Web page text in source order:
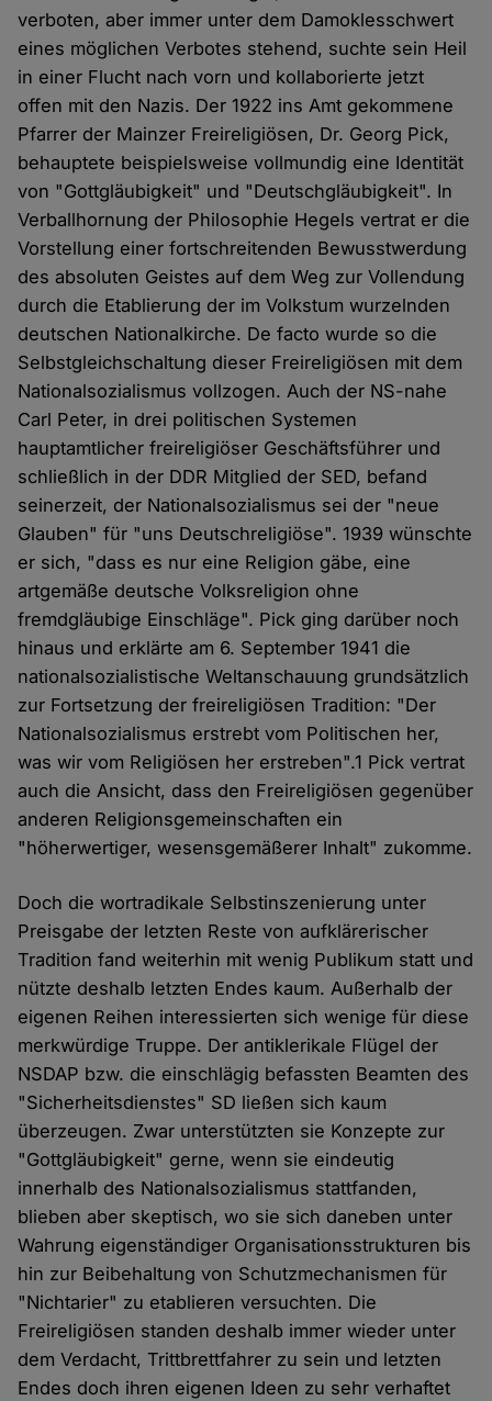
verboten, aber immer unter dem Damoklesschwert
eines möglichen Verbotes stehend, suchte sein Heil
in einer Flucht nach vorn und kollaborierte jetzt
offen mit den Nazis. Der 1922 ins Amt gekommene
Pfarrer der Mainzer Freireligiösen, Dr. Georg Pick,
behauptete beispielsweise vollmundig eine Identität
von "Gottgläubigkeit" und "Deutschgläubigkeit". In
Verballhornung der Philosophie Hegels vertrat er die
Vorstellung einer fortschreitenden Bewusstwerdung
des absoluten Geistes auf dem Weg zur Vollendung
durch die Etablierung der im Volkstum wurzelnden
deutschen Nationalkirche. De facto wurde so die
Selbstgleichschaltung dieser Freireligiösen mit dem
Nationalsozialismus vollzogen. Auch der NS-nahe
Carl Peter, in drei politischen Systemen
hauptamtlicher freireligiöser Geschäftsführer und
schließlich in der DDR Mitglied der SED, befand
seinerzeit, der Nationalsozialismus sei der "neue
Glauben" für "uns Deutschreligiöse". 1939 wünschte
er sich, "dass es nur eine Religion gäbe, eine
artgemäße deutsche Volksreligion ohne
fremdgläubige Einschläge". Pick ging darüber noch
hinaus und erklärte am 6. September 1941 die
nationalsozialistische Weltanschauung grundsätzlich
zur Fortsetzung der freireligiösen Tradition: "Der
Nationalsozialismus erstrebt vom Politischen her,
was wir vom Religiösen her erstreben".1 Pick vertrat
auch die Ansicht, dass den Freireligiösen gegenüber
anderen Religionsgemeinschaften ein
"höherwertiger, wesensgemäßerer Inhalt" zukomme.
Doch die wortradikale Selbstinszenierung unter
Preisgabe der letzten Reste von aufklärerischer
Tradition fand weiterhin mit wenig Publikum statt und
nützte deshalb letzten Endes kaum. Außerhalb der
eigenen Reihen interessierten sich wenige für diese
merkwürdige Truppe. Der antiklerikale Flügel der
NSDAP bzw. die einschlägig befassten Beamten des
"Sicherheitsdienstes" SD ließen sich kaum
überzeugen. Zwar unterstützten sie Konzepte zur
"Gottgläubigkeit" gerne, wenn sie eindeutig
innerhalb des Nationalsozialismus stattfanden,
blieben aber skeptisch, wo sie sich daneben unter
Wahrung eigenständiger Organisationsstrukturen bis
hin zur Beibehaltung von Schutzmechanismen für
"Nichtarier" zu etablieren versuchten. Die
Freireligiösen standen deshalb immer wieder unter
dem Verdacht, Trittbrettfahrer zu sein und letzten
Endes doch ihren eigenen Ideen zu sehr verhaftet